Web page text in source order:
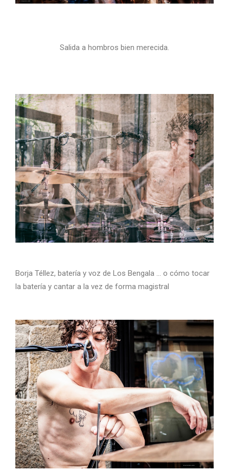
Salida a hombros bien merecida.
Borja Téllez, batería y voz de Los Bengala … o cómo tocar
la batería y cantar a la vez de forma magistral